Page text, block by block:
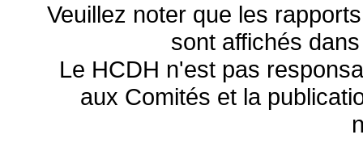
Veuillez noter que les
sont affichés
Le HCDH n'est pas
aux Comités et la